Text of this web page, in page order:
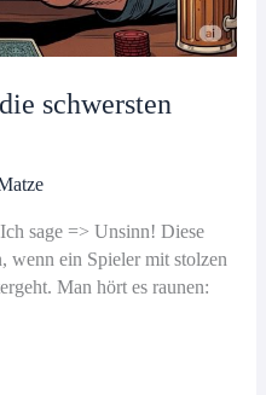
schwersten
sage => Unsinn! Diese
wenn ein Spieler mit stolzen
Man hört es raunen: